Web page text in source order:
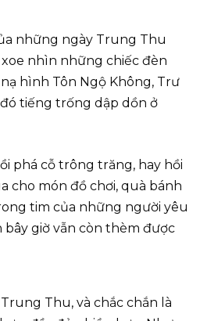
những ngày Trung Thu
nhìn những chiếc đèn
hình Tôn Ngộ Không, Trư
tiếng trống dập dồn ở
phá cỗ trông trăng, hay hồi
cho món đồ chơi, quà bánh
tim của những người yêu
giờ vẫn còn thèm được
Thu, và chắc chắn là